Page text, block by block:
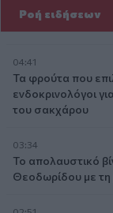
Ροή ειδήσεων
04:41
Τα φρούτα που
ενδοκρινολόγοι
του σακχάρου
03:34
Το απολαυστικό
Θεοδωρίδου με τη